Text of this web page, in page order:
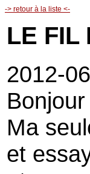
-> retour à la liste <-
LE FIL
2012-
Bonjour
Ma
et